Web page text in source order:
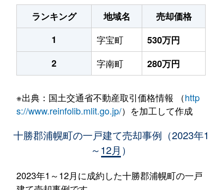
ランキング
地域名
売却価格
1
字宝町
530万円
2
字南町 280万円
※出典：国土交通省不動産取引価格情報 （http
s://www.reinfolib.mlit.go.jp/）を加工して作成
十勝郡浦幌町の一戸建て売却事例（2023年1
～12月）
2023年1～12月に成約した十勝郡浦幌町の一戸